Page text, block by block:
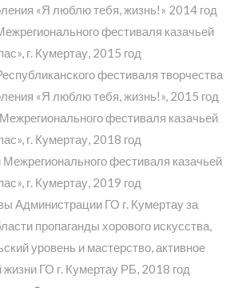
«Я люблю тебя, жизнь!» 2014 год
фестиваля казачьей
г. Кумертау, 2015 год
фестиваля творчества
«Я люблю тебя, жизнь!», 2015 год
фестиваля казачьей
г. Кумертау, 2018 год
фестиваля казачьей
г. Кумертау, 2019 год
Администрации ГО г. Кумертау за
пропаганды хорового искусства,
уровень и мастерство, активное
жизни ГО г. Кумертау РБ, 2018 год